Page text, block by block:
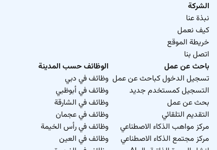
الشركة
نبذة عنا
كيف نعمل
خريطة الموقع
اتصل بنا
باحث عن عمل
تسجيل الدخول كباحث عن عمل
التسجيل كمستخدم جديد
بحث عن عمل
التقديم التلقائي
مركز مواهب الذكاء الاصطناعي
مركز مجتمع الذكاء الاصطناعي
الوظائف حسب المدينة
وظائف في دبي
وظائف في أبوظبي
وظائف في الشارقة
وظائف في عجمان
وظائف في رأس الخيمة
وظائف في العين